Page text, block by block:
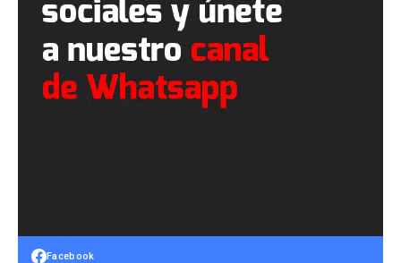
Facebook